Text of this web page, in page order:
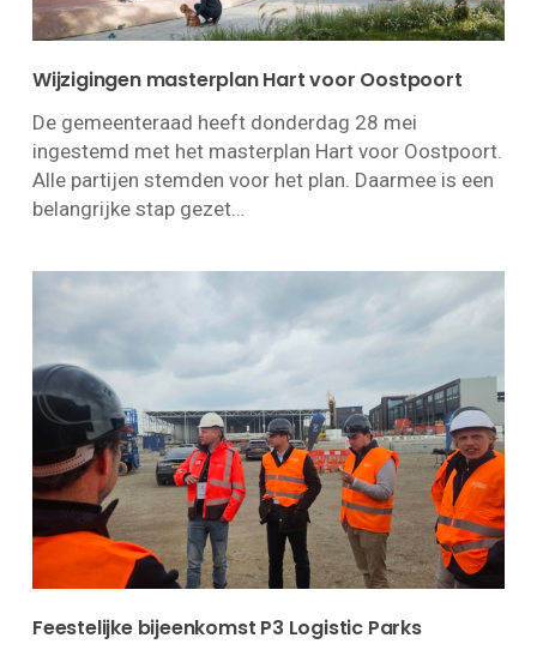
Wijzigingen masterplan Hart voor Oostpoort
De gemeenteraad heeft donderdag 28 mei
ingestemd met het masterplan Hart voor Oostpoort.
Alle partijen stemden voor het plan. Daarmee is een
belangrijke stap gezet…
Feestelijke bijeenkomst P3 Logistic Parks